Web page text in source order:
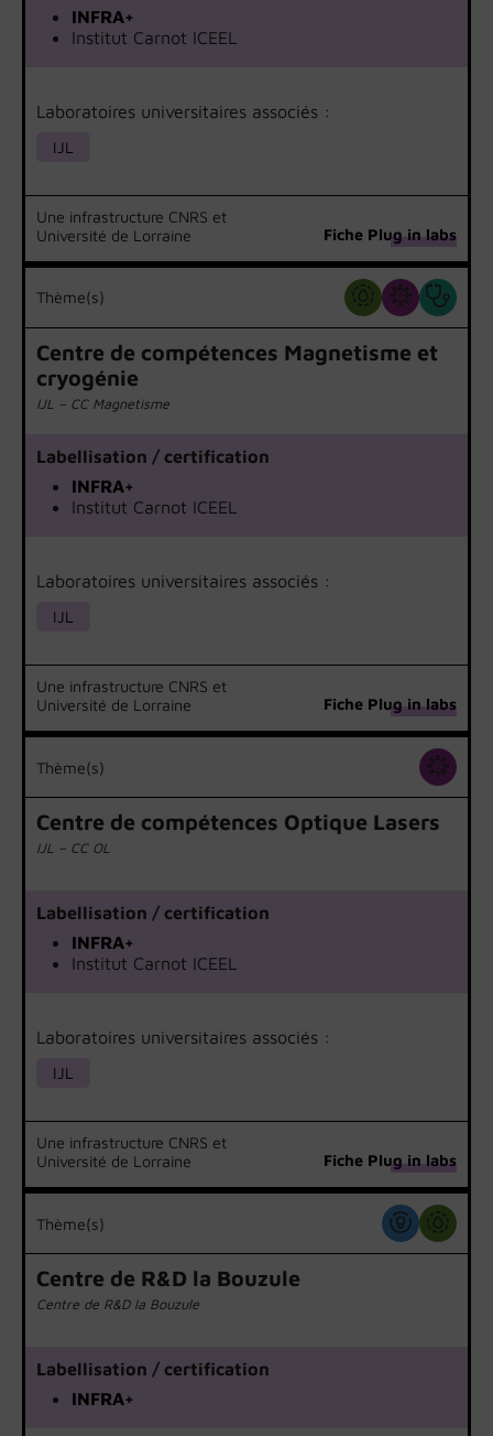
INFRA+
Institut Carnot ICEEL
Laboratoires universitaires associés :
IJL
Une infrastructure CNRS et
Université de Lorraine
Fiche Plug in labs
Thème(s)
Centre de compétences Magnetisme et
cryogénie
IJL – CC Magnetisme
Labellisation / certification
INFRA+
Institut Carnot ICEEL
Laboratoires universitaires associés :
IJL
Une infrastructure CNRS et
Université de Lorraine
Fiche Plug in labs
Thème(s)
Centre de compétences Optique Lasers
IJL – CC OL
Labellisation / certification
INFRA+
Institut Carnot ICEEL
Laboratoires universitaires associés :
IJL
Une infrastructure CNRS et
Université de Lorraine
Fiche Plug in labs
Thème(s)
Centre de R&D la Bouzule
Centre de R&D la Bouzule
Labellisation / certification
INFRA+